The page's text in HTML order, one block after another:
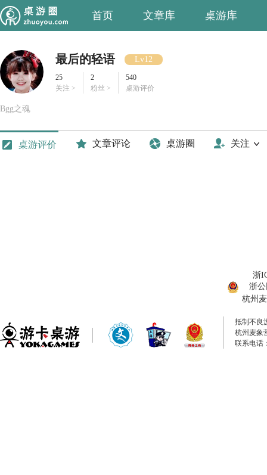
首页 文章库 桌游库
最后的轻语 Lv12
25
关注 >
2
粉丝 >
540
桌游评价
Bgg之魂
桌游评价 文章评论 桌游圈 关注
浙
浙公
杭州
抵制不良
杭州麦象
联系电话